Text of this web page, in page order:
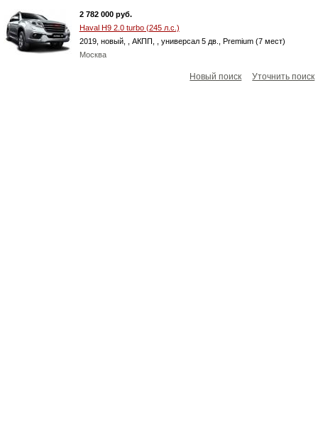
2 782 000 руб.
Haval H9 2.0 turbo (245 л.с.)
2019, новый, , АКПП, , универсал 5 дв., Premium (7 мест)
Москва
Новый поиск Уточнить поиск